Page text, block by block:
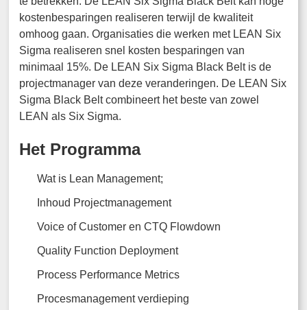
kostenbesparingen realiseren terwijl de kwaliteit
omhoog gaan. Organisaties die werken met LEAN Six
Sigma realiseren snel kosten besparingen van
minimaal 15%. De LEAN Six Sigma Black Belt is de
projectmanager van deze veranderingen. De LEAN Six
Sigma Black Belt combineert het beste van zowel
LEAN als Six Sigma.
Het Programma
Wat is Lean Management;
Inhoud Projectmanagement
Voice of Customer en CTQ Flowdown
Quality Function Deployment
Process Performance Metrics
Procesmanagement verdieping